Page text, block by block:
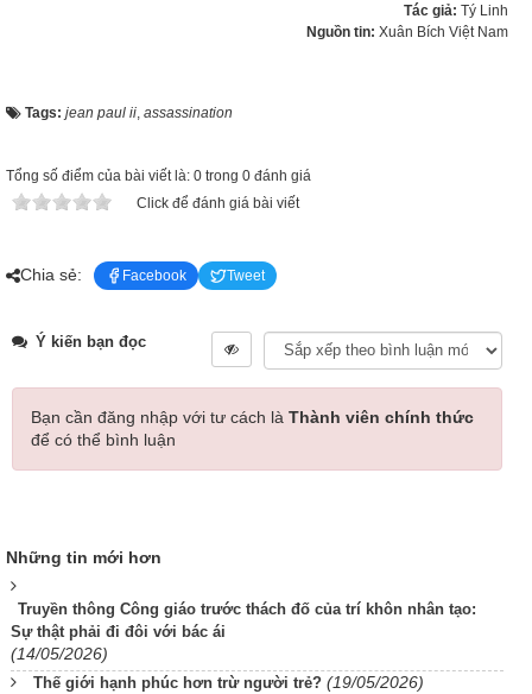
Tác giả: Tý Linh
Nguồn tin: Xuân Bích Việt Nam
Tags: jean paul ii assassination
Tổng số điểm của bài viết là: 0 trong 0 đánh giá
Click để đánh giá bài viết
Chia sẻ: Facebook Tweet
Ý kiến bạn đọc
Bạn cần đăng nhập với tư cách là Thành viên chính thức
để có thể bình luận
Những tin mới hơn
Truyền thông Công giáo trước thách đố của trí khôn nhân tạo:
Sự thật phải đi đôi với bác ái
(14/05/2026)
Thế giới hạnh phúc hơn trừ người trẻ? (19/05/2026)